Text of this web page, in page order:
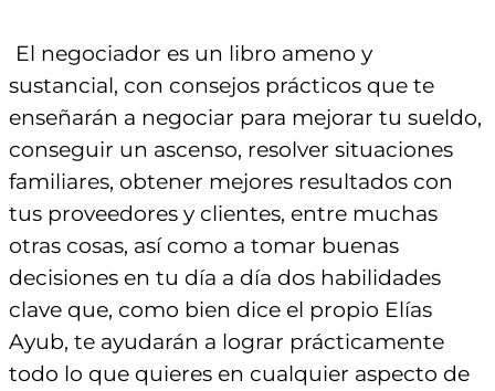
El negociador es un libro ameno y
sustancial, con consejos prácticos que te
enseñarán a negociar para mejorar tu sueldo,
conseguir un ascenso, resolver situaciones
familiares, obtener mejores resultados con
tus proveedores y clientes, entre muchas
otras cosas, así como a tomar buenas
decisiones en tu día a día dos habilidades
clave que, como bien dice el propio Elías
Ayub, te ayudarán a lograr prácticamente
todo lo que quieres en cualquier aspecto de